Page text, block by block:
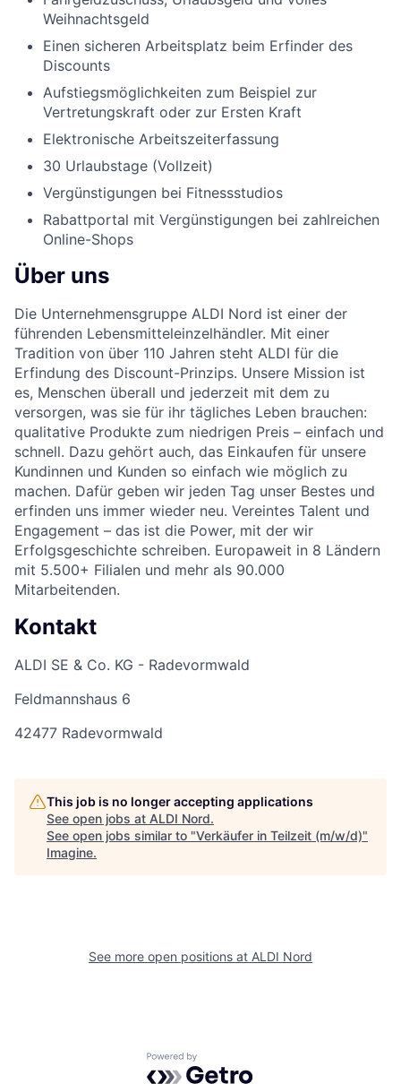
Weihnachtsgeld
Einen sicheren Arbeitsplatz beim Erfinder des
Discounts
Aufstiegsmöglichkeiten zum Beispiel zur
Vertretungskraft oder zur Ersten Kraft
Elektronische Arbeitszeiterfassung
30 Urlaubstage (Vollzeit)
Vergünstigungen bei Fitnessstudios
Rabattportal mit Vergünstigungen bei zahlreichen
Online-Shops
Über uns
Die Unternehmensgruppe ALDI Nord ist einer der
führenden Lebensmitteleinzelhändler. Mit einer
Tradition von über 110 Jahren steht ALDI für die
Erfindung des Discount-Prinzips. Unsere Mission ist
es, Menschen überall und jederzeit mit dem zu
versorgen, was sie für ihr tägliches Leben brauchen:
qualitative Produkte zum niedrigen Preis – einfach und
schnell. Dazu gehört auch, das Einkaufen für unsere
Kundinnen und Kunden so einfach wie möglich zu
machen. Dafür geben wir jeden Tag unser Bestes und
erfinden uns immer wieder neu. Vereintes Talent und
Engagement – das ist die Power, mit der wir
Erfolgsgeschichte schreiben. Europaweit in 8 Ländern
mit 5.500+ Filialen und mehr als 90.000
Mitarbeitenden.
Kontakt
ALDI SE & Co. KG - Radevormwald
Feldmannshaus 6
42477 Radevormwald
This job is no longer accepting applications
See open jobs at ALDI Nord.
See open jobs similar to "Verkäufer in Teilzeit (m/w/d)"
Imagine.
See more open positions at ALDI Nord
Powered by Getro.com